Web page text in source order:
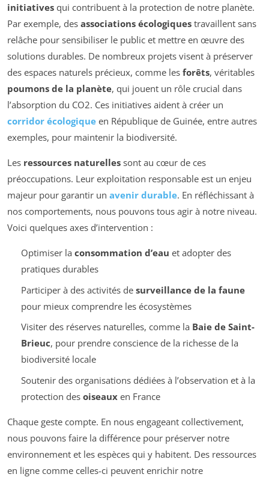
initiatives qui contribuent à la protection de notre planète.
Par exemple, des associations écologiques travaillent sans
relâche pour sensibiliser le public et mettre en œuvre des
solutions durables. De nombreux projets visent à préserver
des espaces naturels précieux, comme les forêts, véritables
poumons de la planète, qui jouent un rôle crucial dans
l’absorption du CO2. Ces initiatives aident à créer un
corridor écologique en République de Guinée, entre autres
exemples, pour maintenir la biodiversité.
Les ressources naturelles sont au cœur de ces
préoccupations. Leur exploitation responsable est un enjeu
majeur pour garantir un avenir durable. En réfléchissant à
nos comportements, nous pouvons tous agir à notre niveau.
Voici quelques axes d’intervention :
Optimiser la consommation d’eau et adopter des
pratiques durables
Participer à des activités de surveillance de la faune
pour mieux comprendre les écosystèmes
Visiter des réserves naturelles, comme la Baie de Saint-
Brieuc, pour prendre conscience de la richesse de la
biodiversité locale
Soutenir des organisations dédiées à l’observation et à la
protection des oiseauxen France
Chaque geste compte. En nous engageant collectivement,
nous pouvons faire la différence pour préserver notre
environnement et les espèces qui y habitent. Des ressources
en ligne comme celles-ci peuvent enrichir notre